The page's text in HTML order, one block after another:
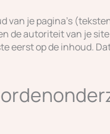
van je pagina’s
de autoriteit van je
eerst op de inhoud.